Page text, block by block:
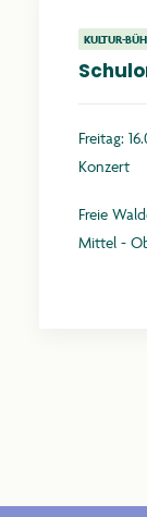
KULTUR-
Freitag:
Konzert
Freie
Mittel -